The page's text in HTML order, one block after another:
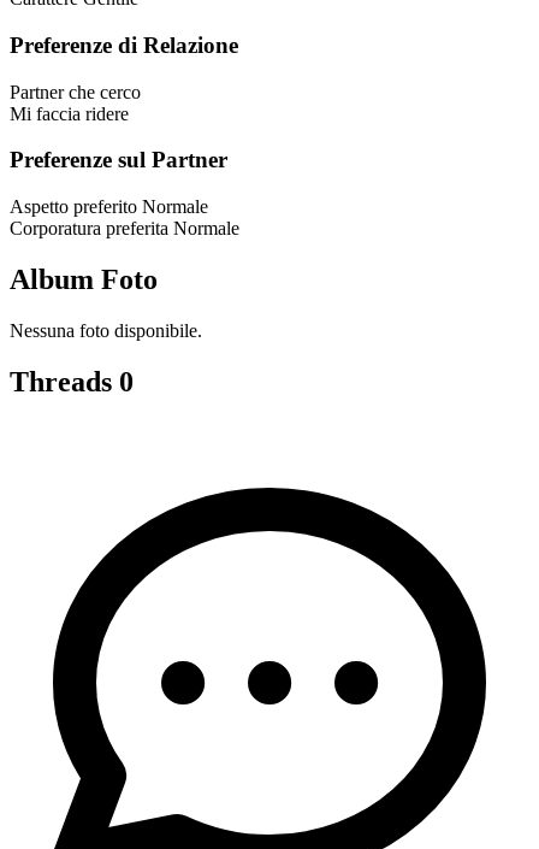
Preferenze di Relazione
Partner che cerco
Mi faccia ridere
Preferenze sul Partner
Aspetto preferito Normale
Corporatura preferita Normale
Album Foto
Nessuna foto disponibile.
Threads 0